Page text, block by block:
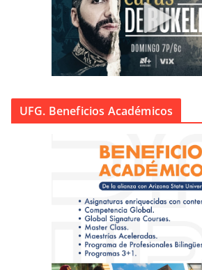
UFG. Beneficios Académicos